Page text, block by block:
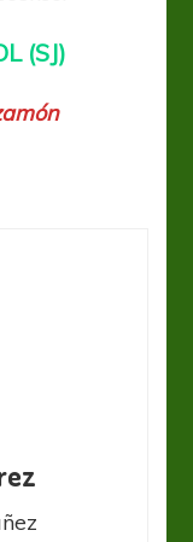
(SJ)